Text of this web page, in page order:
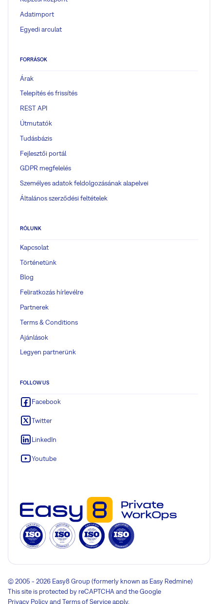
Adatimport
Egyedi arculat
FORRÁSOK
Árak
Telepítés és frissítés
REST API
Útmutatók
Tudásbázis
Fejlesztői portál
GDPR megfelelés
Személyes adatok feldolgozásának alapelvei
Általános szerződési feltételek
RÓLUNK
Kapcsolat
Történetünk
Blog
Feliratkozás hírlevélre
Partnerek
Terms & Conditions
Ajánlások
Legyen partnerünk
FOLLOW US
Facebook
Twitter
LinkedIn
Youtube
© 2005 - 2026 Easy8 Group (formerly known as Easy Redmine)
This site is protected by reCAPTCHA and the Google
Privacy Policyand Terms of Serviceapply.